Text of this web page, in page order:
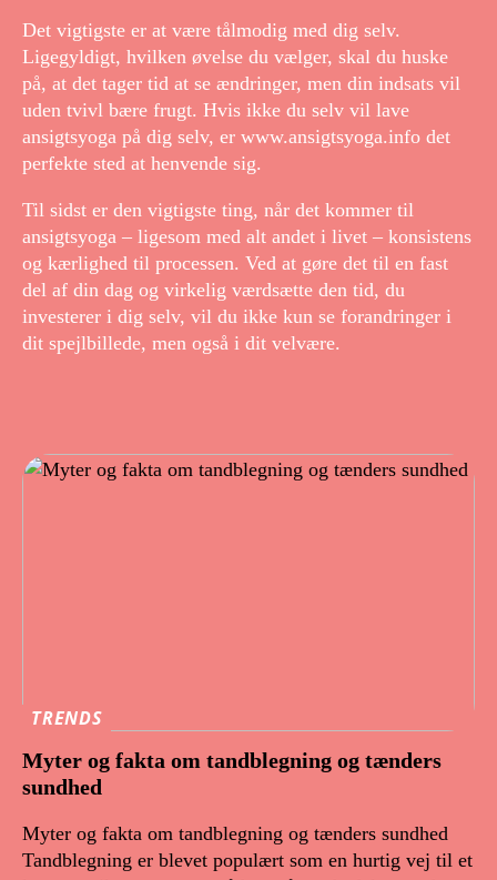
Det vigtigste er at være tålmodig med dig selv.
Ligegyldigt, hvilken øvelse du vælger, skal du huske
på, at det tager tid at se ændringer, men din indsats vil
uden tvivl bære frugt. Hvis ikke du selv vil lave
ansigtsyoga på dig selv, er www.ansigtsyoga.info det
perfekte sted at henvende sig.
Til sidst er den vigtigste ting, når det kommer til
ansigtsyoga – ligesom med alt andet i livet – konsistens
og kærlighed til processen. Ved at gøre det til en fast
del af din dag og virkelig værdsætte den tid, du
investerer i dig selv, vil du ikke kun se forandringer i
dit spejlbillede, men også i dit velvære.
TRENDS
Myter og fakta om tandblegning og tænders
sundhed
Myter og fakta om tandblegning og tænders sundhed
Tandblegning er blevet populært som en hurtig vej til et